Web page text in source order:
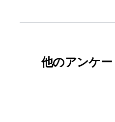
のフィードバックを提
ーマットに対する購読
切に合わせることがで
他のアンケ